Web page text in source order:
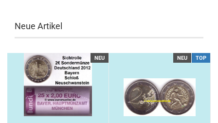
Neue Artikel
NEU NEU TOP